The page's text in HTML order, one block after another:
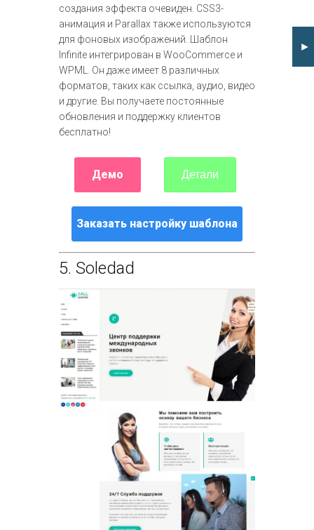
создания эффекта очевиден. CSS3-
анимация и Parallax также используются
для фоновых изображений. Шаблон
Infinite интегрирован в WooCommerce и
WPML. Он даже имеет 8 различных
форматов, таких как ссылка, аудио, видео
и другие. Вы получаете постоянные
обновления и поддержку клиентов
бесплатно!
Демо Детали
Заказать настройку шаблона
5. Soledad
►